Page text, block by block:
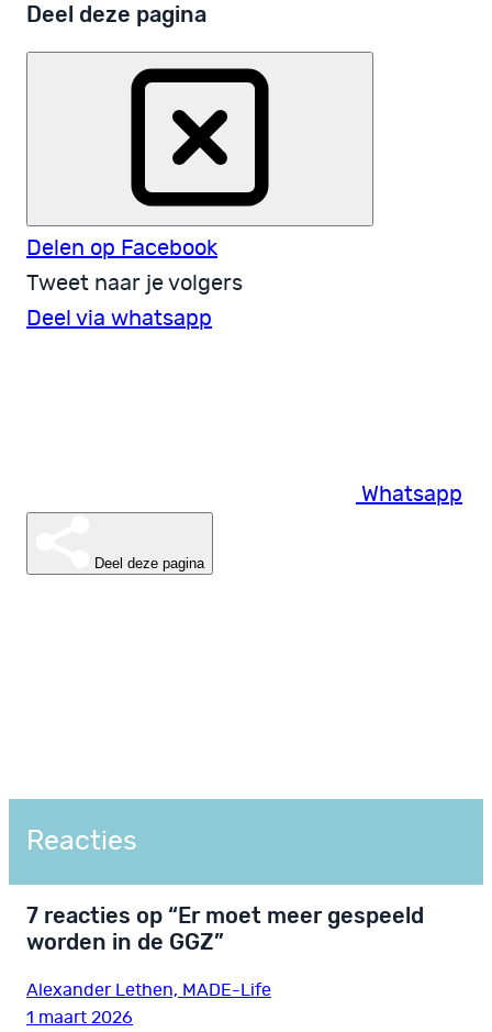
Deel deze pagina
Delen op Facebook
Tweet naar je volgers
Deel via whatsapp
Whatsapp
Deel deze pagina
Reacties
7 reacties op “Er moet meer gespeeld
worden in de GGZ”
Alexander Lethen, MADE-Life
1 maart 2026